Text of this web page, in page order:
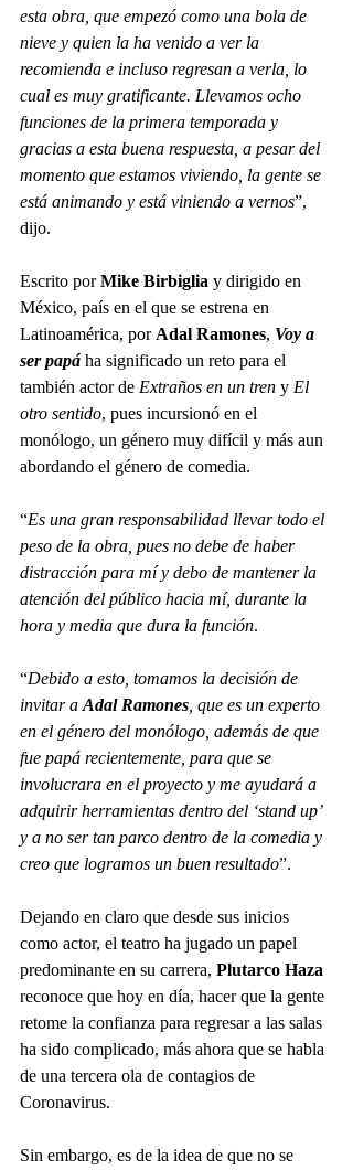
esta obra, que empezó como una bola de
nieve y quien la ha venido a ver la
recomienda e incluso regresan a verla, lo
cual es muy gratificante. Llevamos ocho
funciones de la primera temporada y
gracias a esta buena respuesta, a pesar del
momento que estamos viviendo, la gente se
está animando y está viniendo a vernos”,
dijo.
Escrito por Mike Birbiglia y dirigido en
México, país en el que se estrena en
Latinoamérica, por Adal Ramones, Voy a
ser papá ha significado un reto para el
también actor de Extraños en un tren y El
otro sentido, pues incursionó en el
monólogo, un género muy difícil y más aun
abordando el género de comedia.
“Es una gran responsabilidad llevar todo el
peso de la obra, pues no debe de haber
distracción para mí y debo de mantener la
atención del público hacia mí, durante la
hora y media que dura la función.
“Debido a esto, tomamos la decisión de
invitar a Adal Ramones , que es un experto
en el género del monólogo, además de que
fue papá recientemente, para que se
involucrara en el proyecto y me ayudará a
adquirir herramientas dentro del ‘stand up’
y a no ser tan parco dentro de la comedia y
creo que logramos un buen resultado”.
Dejando en claro que desde sus inicios
como actor, el teatro ha jugado un papel
predominante en su carrera, Plutarco Haza
reconoce que hoy en día, hacer que la gente
retome la confianza para regresar a las salas
ha sido complicado, más ahora que se habla
de una tercera ola de contagios de
Coronavirus.
Sin embargo, es de la idea de que no se